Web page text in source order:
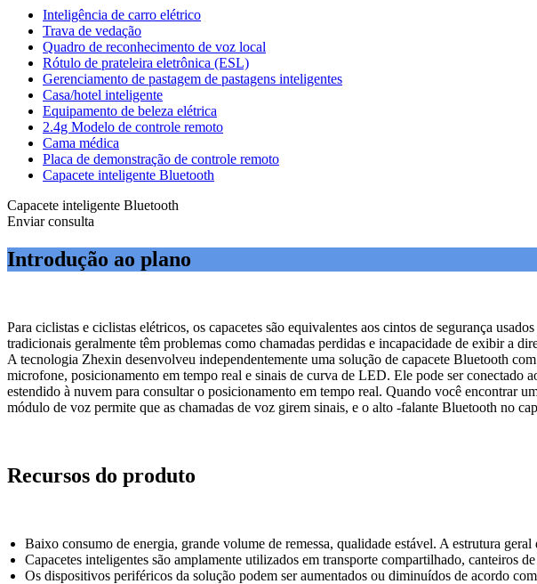
Inteligência de carro elétrico
Trava de vedação
Quadro de reconhecimento de voz local
Rótulo de prateleira eletrônica (ESL)
Gerenciamento de pastagem de pastagens inteligentes
Casa/hotel inteligente
Equipamento de beleza elétrica
2.4g Modelo de controle remoto
Cama médica
Placa de demonstração de controle remoto
Capacete inteligente Bluetooth
Capacete inteligente Bluetooth
Enviar consulta
Introdução ao plano
Para ciclistas e ciclistas elétricos, os capacetes são equivalentes aos cintos de segurança
tradicionais geralmente têm problemas como chamadas perdidas e incapacidade de exibir a
A tecnologia Zhexin desenvolveu independentemente uma solução de capacete Bluetooth
microfone, posicionamento em tempo real e sinais de curva de LED. Ele pode ser
estendido à nuvem para consultar o posicionamento em tempo real. Quando você encontrar
módulo de voz permite que as chamadas de voz girem sinais, e o alto -falante Bluetooth no
Recursos do produto
Baixo consumo de energia, grande volume de remessa, qualidade estável. A estrutura
Capacetes inteligentes são amplamente utilizados em transporte compartilhado, canteiros
Os dispositivos periféricos da solução podem ser aumentados ou diminuídos de acordo